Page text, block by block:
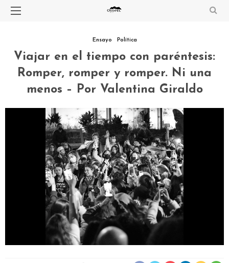
Ensayo Política
Viajar en el tiempo con paréntesis:
Romper, romper y romper. Ni una
menos – Por Valentina Giraldo